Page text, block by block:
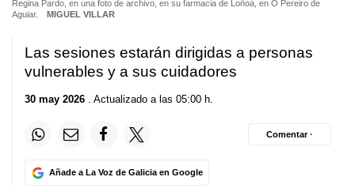
Regina Pardo, en una foto de archivo, en su farmacia de Loñoá, en O Pereiro de
Aguiar.
MIGUEL VILLAR
Las sesiones estarán dirigidas a personas
vulnerables y a sus cuidadores
30 may 2026 . Actualizado a las 05:00 h.
Añade a La Voz de Galicia en Google
Comentar ·